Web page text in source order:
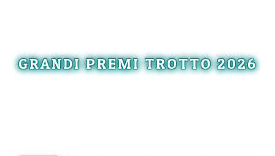
GRANDI PREMI TROTTO 2026